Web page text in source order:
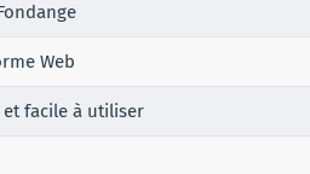
Web
facile à utiliser